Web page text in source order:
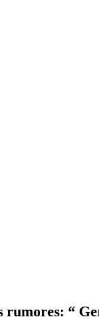
rumores: “